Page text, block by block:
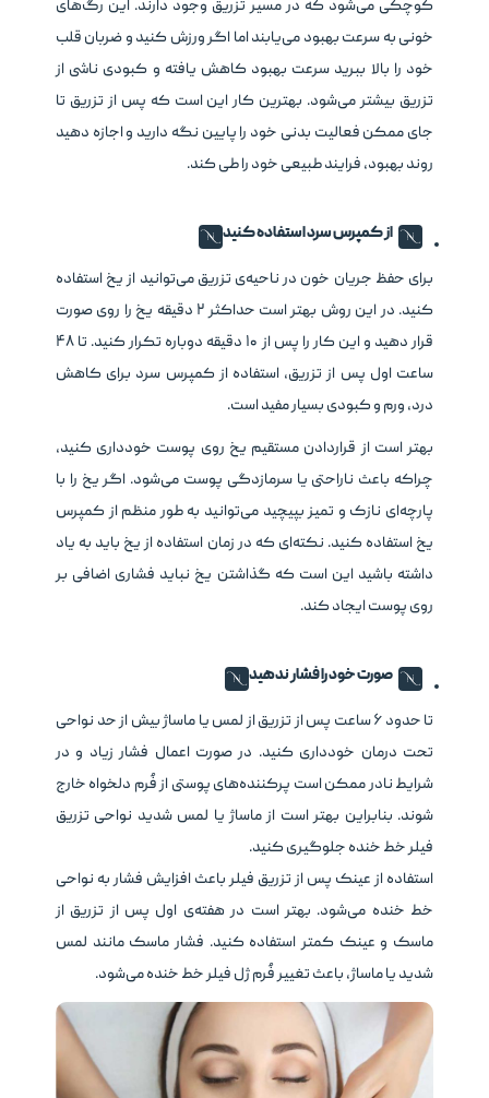
کوچکی می‌شود که در مسیر تزریق وجود دارند. این رگ‌های
خونی به سرعت بهبود می‌یابند اما اگر ورزش کنید و ضربان قلب
خود را بالا ببرید سرعت بهبود کاهش یافته و کبودی ناشی از
تزریق بیشتر می‌شود. بهترین کار این است که پس از تزریق تا
جای ممکن فعالیت بدنی خود را پایین نگه دارید و اجازه دهید
روند بهبود، فرایند طبیعی خود را طی کند.
از کمپرس سرد استفاده کنید
برای حفظ جریان خون در ناحیه‌ی تزریق می‌توانید از یخ استفاده
کنید. در این روش بهتر است حداکثر ۲ دقیقه یخ را روی صورت
قرار دهید و این کار را پس از ۱۰ دقیقه دوباره تکرار کنید. تا ۴۸
ساعت اول پس از تزریق، استفاده از کمپرس سرد برای کاهش
درد، ورم و کبودی بسیار مفید است.
بهتر است از قراردادن مستقیم یخ روی پوست خودداری کنید،
چراکه باعث ناراحتی یا سرمازدگی پوست می‌شود. اگر یخ را با
پارچه‌ای نازک و تمیز بپیچید می‌توانید به طور منظم از کمپرس
یخ استفاده کنید. نکته‌ای که در زمان استفاده از یخ باید به یاد
داشته باشید این است که گذاشتن یخ نباید فشاری اضافی بر
روی پوست ایجاد کند.
صورت خود را فشار ندهید
تا حدود ۶ ساعت پس از تزریق از لمس یا ماساژ بیش از حد نواحی
تحت درمان خودداری کنید. در صورت اعمال فشار زیاد و در
شرایط نادر ممکن است پرکننده‌های پوستی از فُرم دلخواه خارج
شوند. بنابراین بهتر است از ماساژ یا لمس شدید نواحی تزریق
فیلر خط خنده جلوگیری کنید.
استفاده از عینک پس از تزریق فیلر باعث افزایش فشار به نواحی
خط خنده می‌شود. بهتر است در هفته‌ی اول پس از تزریق از
ماسک و عینک کمتر استفاده کنید. فشار ماسک مانند لمس
شدید یا ماساژ، باعث تغییر فُرم ژل فیلر خط خنده می‌شود.